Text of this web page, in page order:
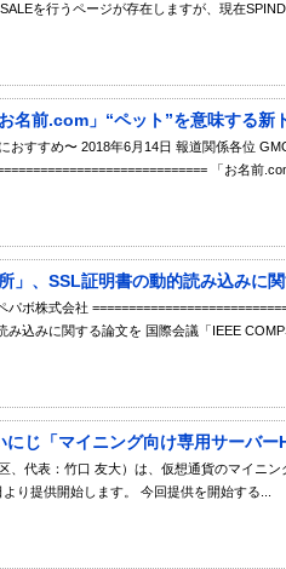
を行うページが存在しますが、現在
名前.com」“ペット”を意味する
おすすめ〜 2018年6月14日 報道関係各位
「お名前
」、SSL証明書の動的読み込みに
ボ株式会社
み込みに関する論文を 国際会議「IEEE
じ「マイニング向け専用サーバー
、代表：竹口 友大）は、仮想通貨のマイニ
り提供開始します。 今回提供を開始する...